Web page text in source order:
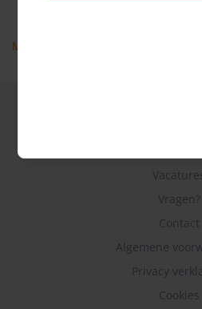
Meer veel gestelde vragen
Vragen?
Contact
Algemene
Privacy
Cookies